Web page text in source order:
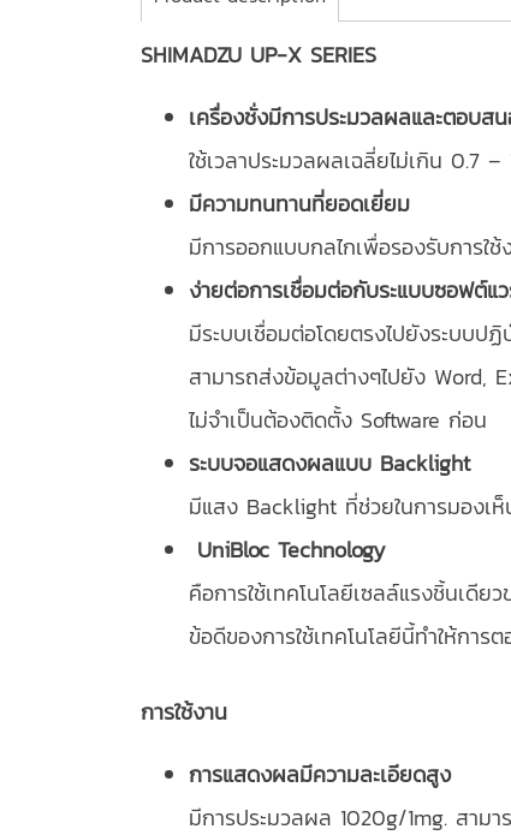
SHIMADZU UP-X SERIES
เครื่องชั่งมีการประมวลผลและตอบส
ใช้เวลาประมวลผลเฉลี่ยไม่เกิน 0.7 –
มีความทนทานที่ยอดเยี่ยม
มีการออกแบบกลไกเพื่อรองรับการใ
ง่ายต่อการเชื่อมต่อกับระแบบซอฟต์แ
มีระบบเชื่อมต่อโดยตรงไปยังระบบป
สามารถส่งข้อมูลต่างๆไปยัง Word,
ไม่จำเป็นต้องติดตั้ง Software ก่อน
ระบบจอแสดงผลแบบ Backlight
มีแสง Backlight ที่ช่วยในการมองเ
UniBloc Technology
คือการใช้เทคโนโลยีเซลล์แรงชิ้นเ
ข้อดีของการใช้เทคโนโลยีนี้ทำให้กา
การใช้งาน
การแสดงผลมีความละเอียดสูง
มีการประมวลผล 1020g/1mg. สาม